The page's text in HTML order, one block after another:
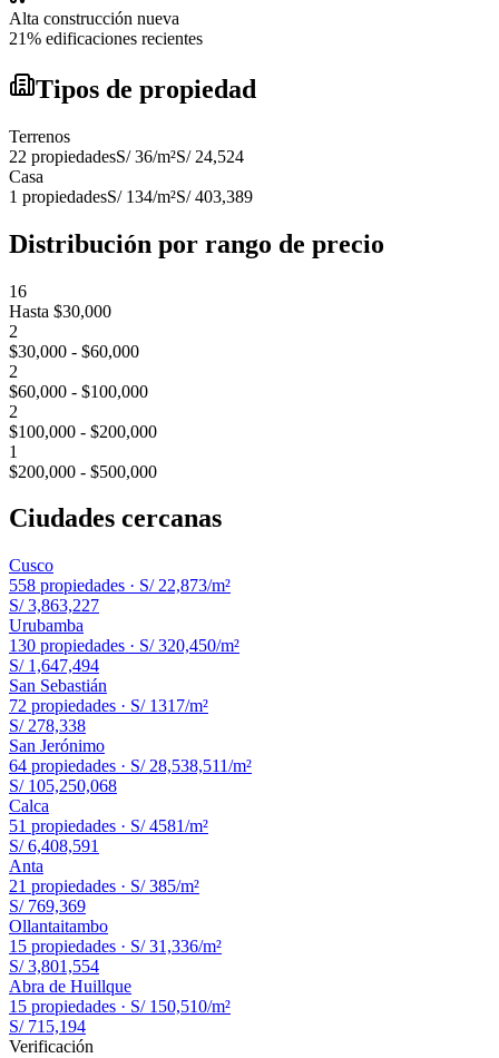
Alta construcción nueva
21% edificaciones recientes
Tipos de propiedad
Terrenos
22 propiedadesS/ 36/m²S/ 24,524
Casa
1 propiedadesS/ 134/m²S/ 403,389
Distribución por rango de precio
16
Hasta $30,000
2
$30,000 - $60,000
2
$60,000 - $100,000
2
$100,000 - $200,000
1
$200,000 - $500,000
Ciudades cercanas
Cusco
558 propiedades · S/ 22,873/m²
S/ 3,863,227
Urubamba
130 propiedades · S/ 320,450/m²
S/ 1,647,494
San Sebastián
72 propiedades · S/ 1317/m²
S/ 278,338
San Jerónimo
64 propiedades · S/ 28,538,511/m²
S/ 105,250,068
Calca
51 propiedades · S/ 4581/m²
S/ 6,408,591
Anta
21 propiedades · S/ 385/m²
S/ 769,369
Ollantaitambo
15 propiedades · S/ 31,336/m²
S/ 3,801,554
Abra de Huillque
15 propiedades · S/ 150,510/m²
S/ 715,194
Verificación